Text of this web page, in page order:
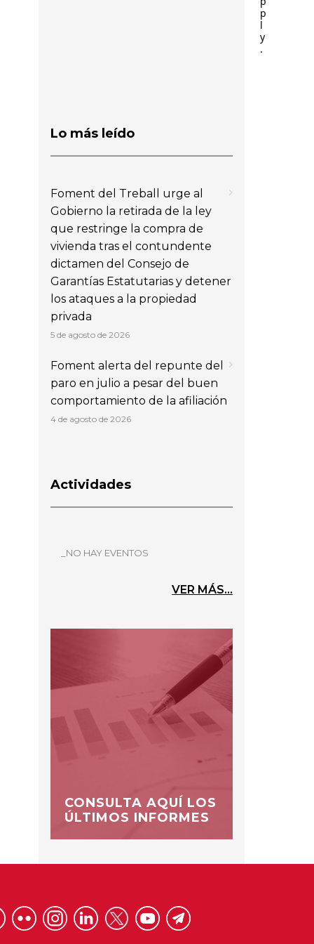
p
l
y
.
Lo más leído
Foment del Treball urge al
Gobierno la retirada de la ley
que restringe la compra de
vivienda tras el contundente
dictamen del Consejo de
Garantías Estatutarias y detener
los ataques a la propiedad
privada
5 de agosto de 2026
Foment alerta del repunte del
paro en julio a pesar del buen
comportamiento de la afiliación
4 de agosto de 2026
Actividades
_NO HAY EVENTOS
VER MÁS...
CONSULTA AQUÍ LOS
ÚLTIMOS INFORMES